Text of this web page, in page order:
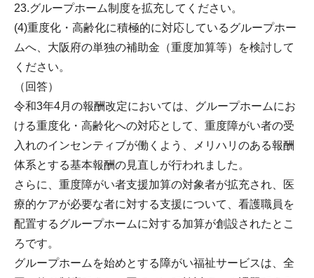
23.グループホーム制度を拡充してください。
(4)重度化・高齢化に積極的に対応しているグループホー
ムへ、大阪府の単独の補助金（重度加算等）を検討して
ください。
（回答）
令和3年4月の報酬改定においては、グループホームにお
ける重度化・高齢化への対応として、重度障がい者の受
入れのインセンティブが働くよう、メリハリのある報酬
体系とする基本報酬の見直しが行われました。
さらに、重度障がい者支援加算の対象者が拡充され、医
療的ケアが必要な者に対する支援について、看護職員を
配置するグループホームに対する加算が創設されたとこ
ろです。
グループホームを始めとする障がい福祉サービスは、全